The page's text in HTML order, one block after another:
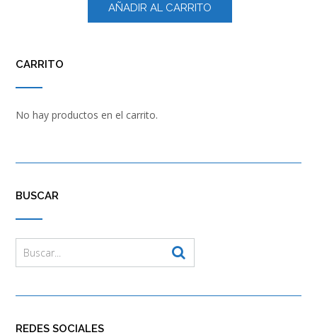
AÑADIR AL CARRITO
CARRITO
No hay productos en el carrito.
BUSCAR
REDES SOCIALES